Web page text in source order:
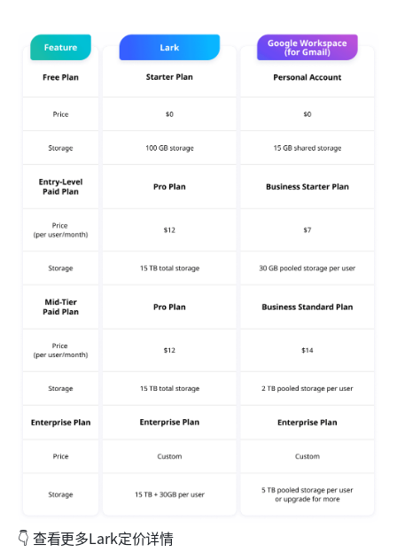
👇 查看更多Lark定价详情